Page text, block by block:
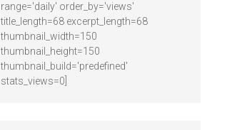
range='daily' order_by='views'
title_length=68 excerpt_length=68
thumbnail_width=150
thumbnail_height=150
thumbnail_build='predefined'
stats_views=0]